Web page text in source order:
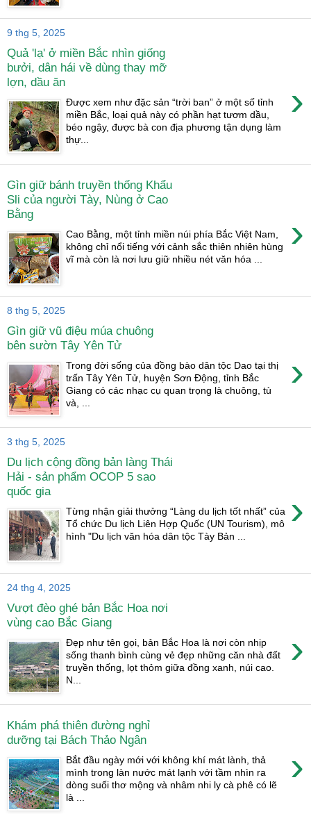
9 thg 5, 2025
Quả 'lạ' ở miền Bắc nhìn giống
bưởi, dân hái về dùng thay mỡ
lợn, dầu ăn
›
Được xem như đặc sản “trời ban” ở một số tỉnh
miền Bắc, loại quả này có phần hạt tươm dầu,
béo ngậy, được bà con địa phương tận dụng làm
thự...
Gìn giữ bánh truyền thống Khẩu
Sli của người Tày, Nùng ở Cao
Bằng
›
Cao Bằng, một tỉnh miền núi phía Bắc Việt Nam,
không chỉ nổi tiếng với cảnh sắc thiên nhiên hùng
vĩ mà còn là nơi lưu giữ nhiều nét văn hóa ...
8 thg 5, 2025
Gìn giữ vũ điệu múa chuông
bên sườn Tây Yên Tử
›
Trong đời sống của đồng bào dân tộc Dao tại thị
trấn Tây Yên Tử, huyện Sơn Động, tỉnh Bắc
Giang có các nhạc cụ quan trọng là chuông, tù
và, ...
3 thg 5, 2025
Du lịch cộng đồng bản làng Thái
Hải - sản phẩm OCOP 5 sao
quốc gia
›
Từng nhận giải thưởng “Làng du lịch tốt nhất” của
Tổ chức Du lịch Liên Hợp Quốc (UN Tourism), mô
hình "Du lịch văn hóa dân tộc Tày Bản ...
24 thg 4, 2025
Vượt đèo ghé bản Bắc Hoa nơi
vùng cao Bắc Giang
›
Đẹp như tên gọi, bản Bắc Hoa là nơi còn nhịp
sống thanh bình cùng vẻ đẹp những căn nhà đất
truyền thống, lọt thỏm giữa đồng xanh, núi cao.
N...
Khám phá thiên đường nghỉ
dưỡng tại Bách Thảo Ngân
›
Bắt đầu ngày mới với không khí mát lành, thả
mình trong làn nước mát lạnh với tầm nhìn ra
dòng suối thơ mộng và nhâm nhi ly cà phê có lẽ
là ...